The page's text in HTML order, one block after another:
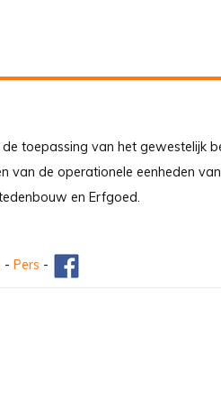
toepassing van het gewestelijk
van de operationele eenheden van
en Erfgoed.
- Pers -